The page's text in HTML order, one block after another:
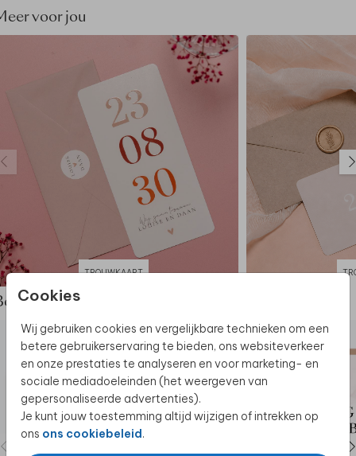
Cookies
Wij gebruiken cookies en vergelijkbare technieken om een
betere gebruikerservaring te bieden, ons websiteverkeer
en onze prestaties te analyseren en voor marketing- en
sociale mediadoeleinden (het weergeven van
gepersonaliseerde advertenties).
Je kunt jouw toestemming altijd wijzigen of intrekken op
ons ons cookiebeleid.
voor jou
TROUWKAART
de complete set